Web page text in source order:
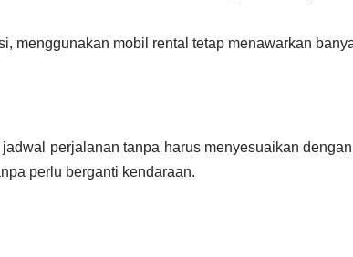
menggunakan mobil rental tetap menawarkan
perjalanan tanpa harus menyesuaikan
perlu berganti kendaraan.